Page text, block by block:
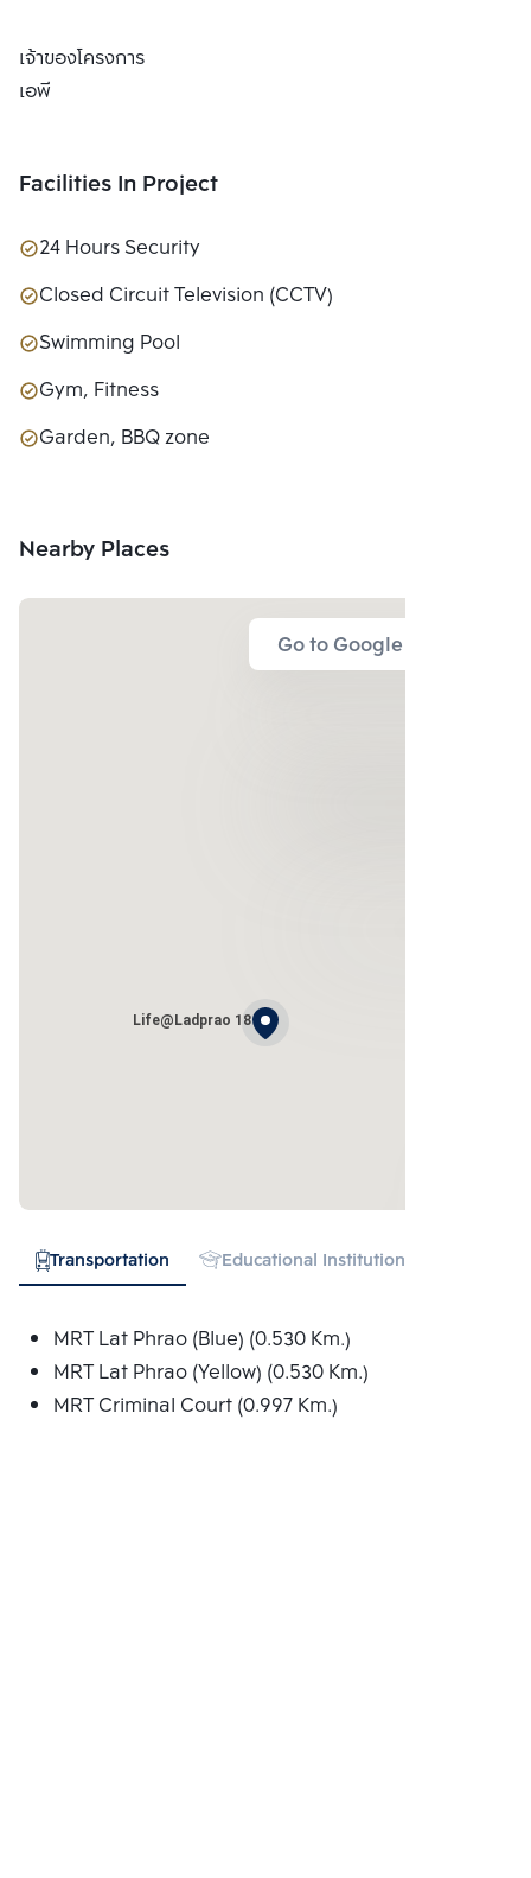
เจ้าของโครงการ
เอพี
Facilities In Project
24 Hours Security
Closed Circuit Television (CCTV)
Swimming Pool
Gym, Fitness
Garden, BBQ zone
Nearby Places
Go to Google Map
Life@Ladprao 18
Transportation Educational Institution
MRT Lat Phrao (Blue) (0.530 Km.)
MRT Lat Phrao (Yellow) (0.530 Km.)
MRT Criminal Court (0.997 Km.)